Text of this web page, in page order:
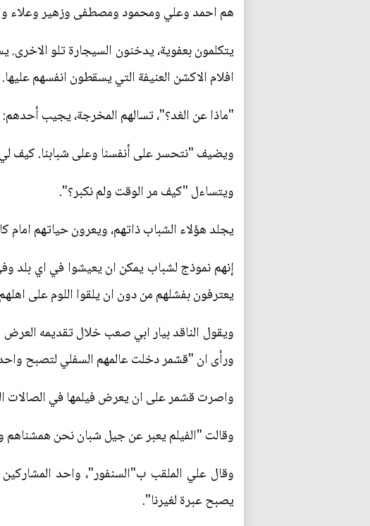
هم احمد وعلي ومحمود ومصطفى وزهير وعلاء
يتكلمون بعفوية، يدخنون السيجارة تلو
افلام الاكشن العنيفة التي يسقطون انفسهم عليها.
"ماذا عن الغد؟"، تسالهم المخرجة، يجيب
ويضيف "نتحسر على أنفسنا وعلى شبابنا. كيف لي
ويتساءل "كيف مر الوقت ولم نكبر؟".
يجلد هؤلاء الشباب ذاتهم، ويعرون حياتهم
إنهم نموذج لشباب يمكن ان يعيشوا في اي بلد
يعترفون بفشلهم من دون ان يلقوا اللوم على
ويقول الناقد بيار ابي صعب خلال تقديمه
ورأى ان "قشمر دخلت عالمهم السفلي لتصبح
واصرت قشمر على ان يعرض فيلمها في الصالات
وقالت "الفيلم يعبر عن جيل شبان نحن همشناهم
وقال علي الملقب ب"السنفور"، واحد
يصبح عبرة لغيرنا".